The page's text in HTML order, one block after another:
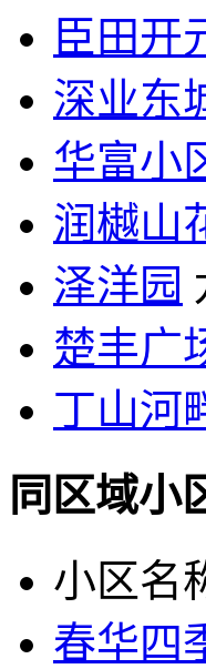
臣田开
深业东
华富小
润樾山
泽洋园
楚丰广
丁山河
同区域小
小区名
春华四